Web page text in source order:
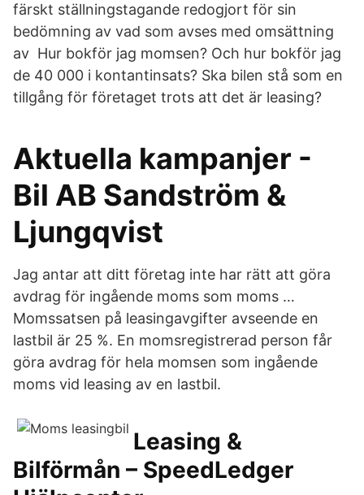
färskt ställningstagande redogjort för sin
bedömning av vad som avses med omsättning
av Hur bokför jag momsen? Och hur bokför jag
de 40 000 i kontantinsats? Ska bilen stå som en
tillgång för företaget trots att det är leasing?
Aktuella kampanjer -
Bil AB Sandström &
Ljungqvist
Jag antar att ditt företag inte har rätt att göra
avdrag för ingående moms som moms …
Momssatsen på leasingavgifter avseende en
lastbil är 25 %. En momsregistrerad person får
göra avdrag för hela momsen som ingående
moms vid leasing av en lastbil.
Leasing &
Bilförmån – SpeedLedger